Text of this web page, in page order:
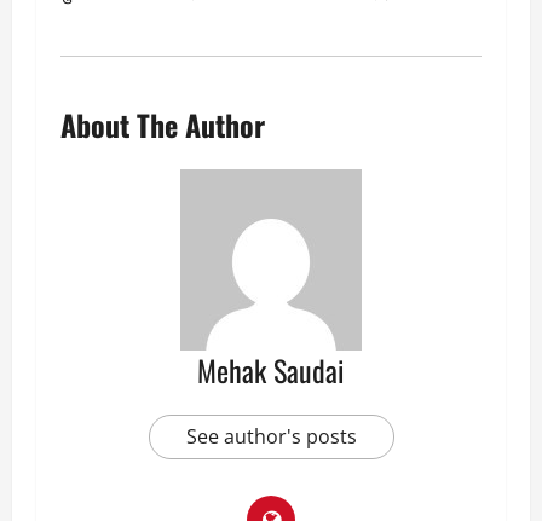
About The Author
Mehak Saudai
See author's posts